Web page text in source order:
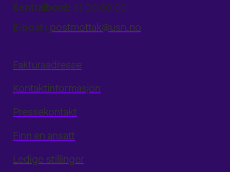
Sentralbord: 31 00 80 00
E-post: postmottak@usn.no
Fakturaadresse
Kontaktinformasjon
Pressekontakt
Finn en ansatt
Ledige stillinger